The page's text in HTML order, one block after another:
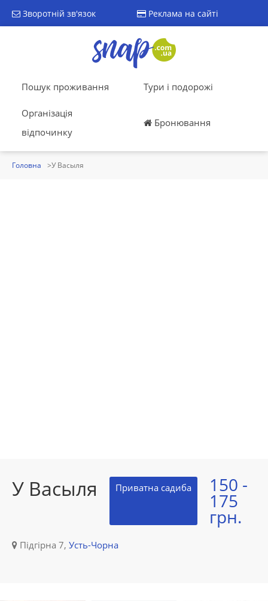
Зворотній зв'язок Реклама на сайті
Пошук проживання Тури і подорожі
Організація
відпочинку
Бронювання
Головна У Васыля
У Васыля Приватна садиба 150 -
175
грн.
Підгірна 7, Усть-Чорна